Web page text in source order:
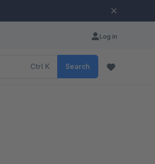
Log in
Ctrl K Search